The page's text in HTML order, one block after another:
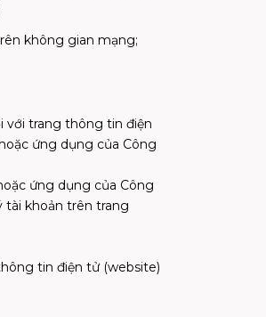
không gian mạng;
với trang thông tin điện
ứng dụng của Công
ứng dụng của Công
tài khoản trên trang
tin điện tử (website)